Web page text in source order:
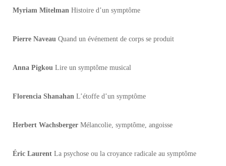
Myriam Mitelman Histoire d’un symptôme
Pierre Naveau Quand un événement de corps se produit
Anna Pigkou Lire un symptôme musical
Florencia Shanahan L’étoffe d’un symptôme
Herbert Wachsberger Mélancolie, symptôme, angoisse
Éric Laurent La psychose ou la croyance radicale au symptôme